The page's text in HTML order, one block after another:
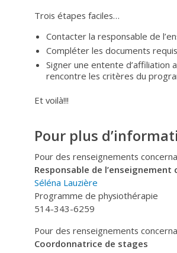
Trois étapes faciles…
Contacter la responsable de
Compléter les documents
Signer une entente d’affiliation
rencontre les critères du
Et voilà!!!
Pour plus
Pour des renseignements
Responsable de l’enseignement
Séléna Lauzière
Programme de physiothérapie
514-343-6259
Pour des renseignements
Coordonnatrice de stages